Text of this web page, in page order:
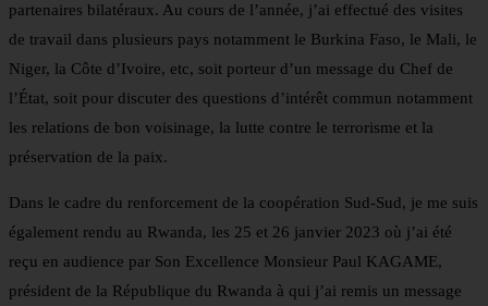
partenaires bilatéraux. Au cours de l’année, j’ai effectué des visites
de travail dans plusieurs pays notamment le Burkina Faso, le Mali, le
Niger, la Côte d’Ivoire, etc, soit porteur d’un message du Chef de
l’État, soit pour discuter des questions d’intérêt commun notamment
les relations de bon voisinage, la lutte contre le terrorisme et la
préservation de la paix.
Dans le cadre du renforcement de la coopération Sud-Sud, je me suis
également rendu au Rwanda, les 25 et 26 janvier 2023 où j’ai été
reçu en audience par Son Excellence Monsieur Paul KAGAME,
président de la République du Rwanda à qui j’ai remis un message